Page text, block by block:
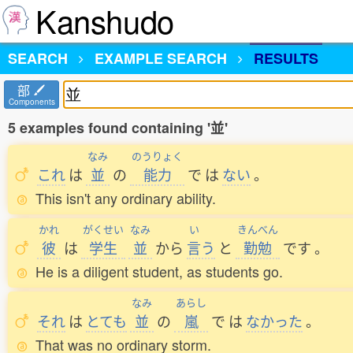
Kanshudo
SEARCH EXAMPLE SEARCH RESULTS
部
Components
5 examples found containing '並'
これ は
なみ
並 の
のうりょく
能力 で は ない。
This isn't any ordinary ability.
かれ
彼 は
がくせい
学生
なみ
並 から
い
言う と
きんべん
勤勉 です。
He is a diligent student, as students go.
それ は とても
なみ
並 の
あらし
嵐 で は なかった 。
That was no ordinary storm.